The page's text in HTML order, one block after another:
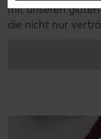
mit unseren
die nicht nur